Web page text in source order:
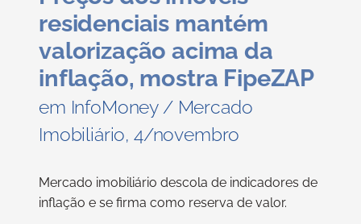
residenciais mantém
valorização acima da
inflação, mostra FipeZAP
em InfoMoney / Mercado
Imobiliário, 4/novembro
Mercado imobiliário descola de indicadores de
inflação e se firma como reserva de valor.